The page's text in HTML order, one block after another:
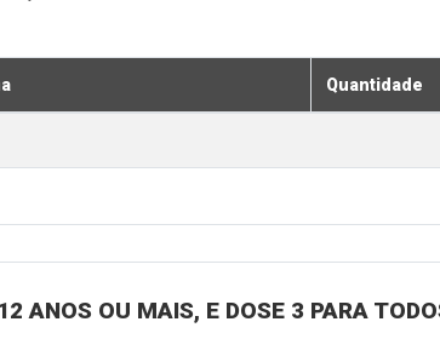
Quantidade
ANOS OU MAIS, E DOSE 3 PARA